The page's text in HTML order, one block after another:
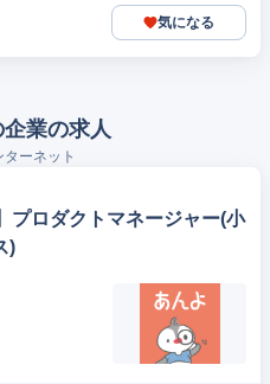
気になる
企業の求人
ーネット
プロダクトマネージャー(小
)